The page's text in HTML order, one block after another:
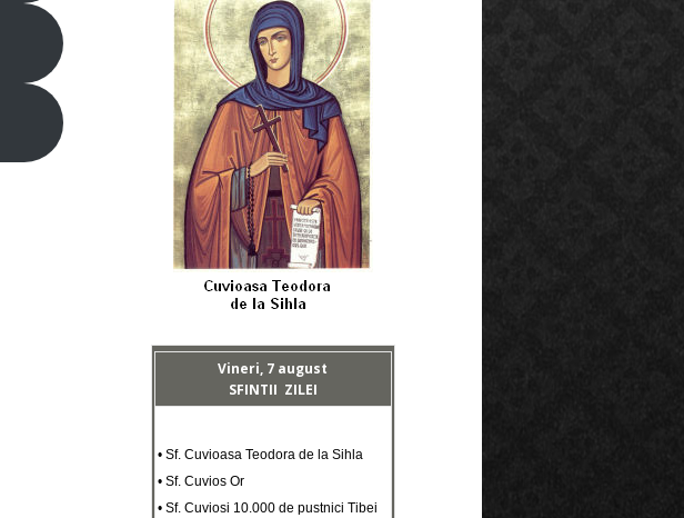
Vineri, 7 august
SFINTII ZILEI
• Sf. Cuvioasa Teodora de la Sihla
• Sf. Cuvios Or
• Sf. Cuviosi 10.000 de pustnici Tibei